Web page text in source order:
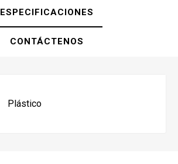
ESPECIFICACIONES
CONTÁCTENOS
Plástico